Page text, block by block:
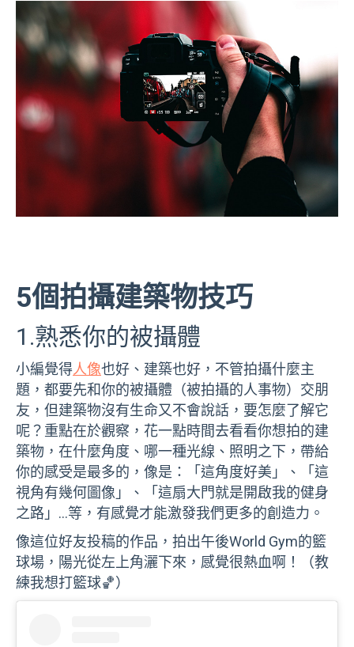
5個拍攝建築物技巧
1.熟悉你的被攝體
小編覺得人像也好、建築也好，不管拍攝什麼主
題，都要先和你的被攝體（被拍攝的人事物）交朋
友，但建築物沒有生命又不會說話，要怎麼了解它
呢？重點在於觀察，花一點時間去看看你想拍的建
築物，在什麼角度、哪一種光線、照明之下，帶給
你的感受是最多的，像是：「這角度好美」、「這
視角有幾何圖像」、「這扇大門就是開啟我的健身
之路」…等，有感覺才能激發我們更多的創造力。
像這位好友投稿的作品，拍出午後World Gym的籃
球場，陽光從左上角灑下來，感覺很熱血啊！（教
練我想打籃球🏀）